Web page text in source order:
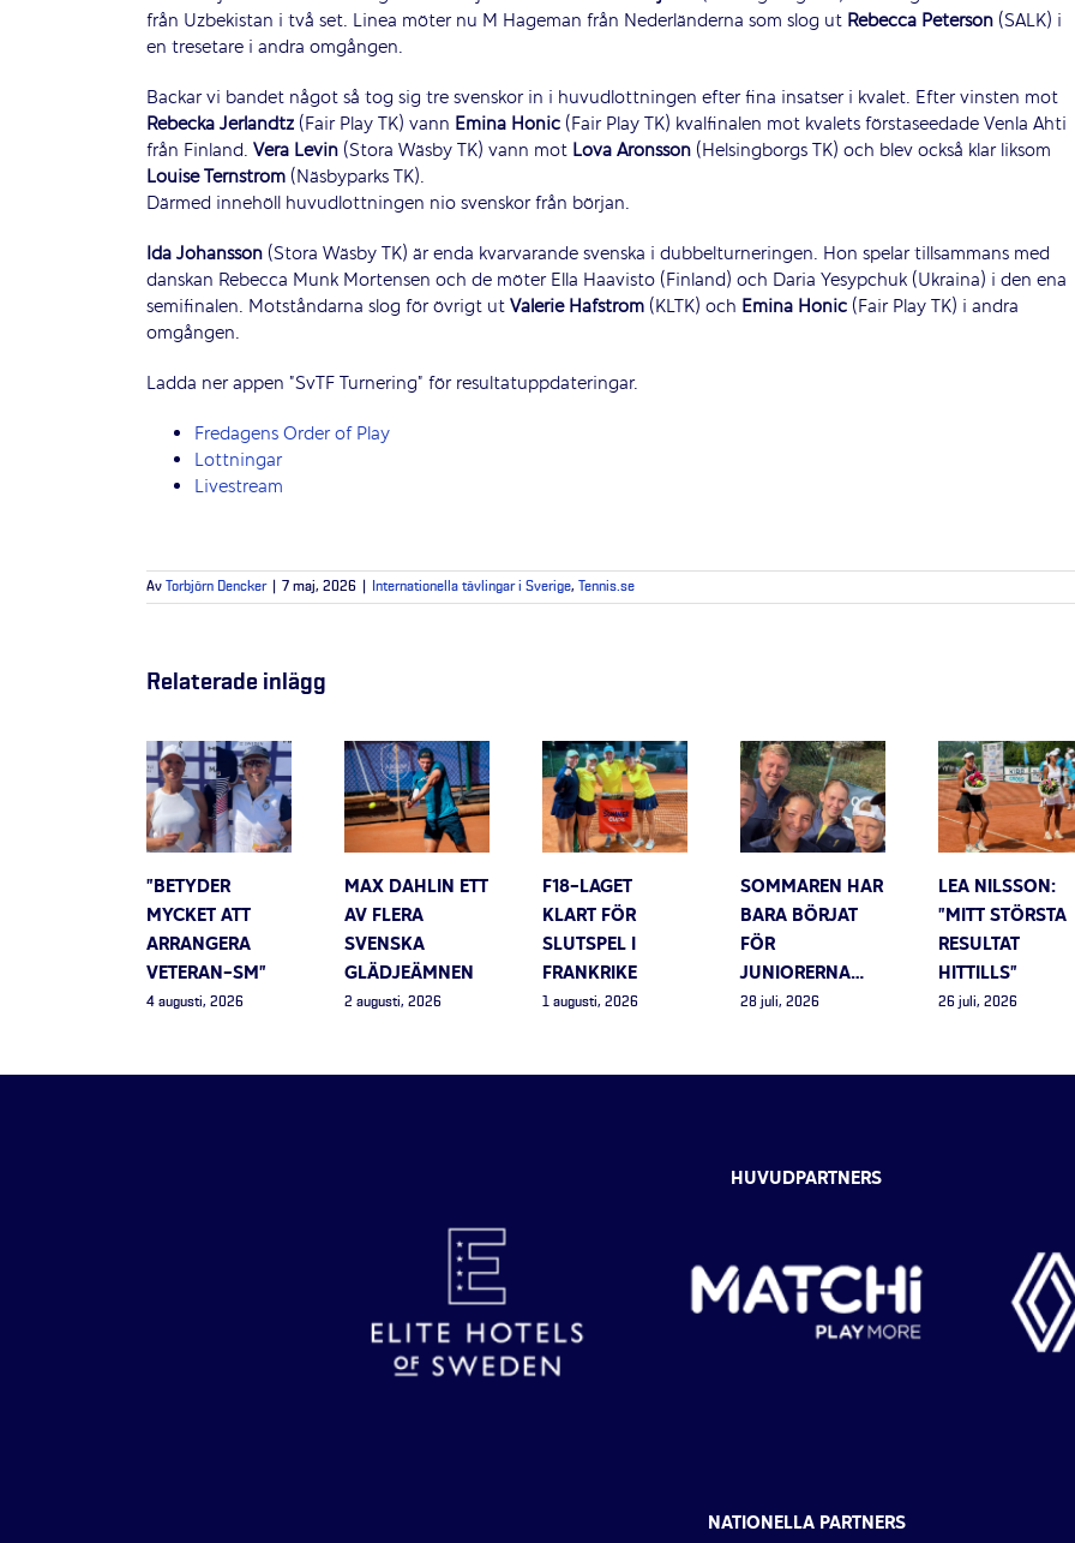
från Uzbekistan i två set. Linea möter nu M Hageman från Nederländerna som slog ut Rebecca Peterson (SALK) i
en tresetare i andra omgången.
Backar vi bandet något så tog sig tre svenskor in i huvudlottningen efter fina insatser i kvalet. Efter vinsten mot
Rebecka Jerlandtz (Fair Play TK) vann Emina Honic (Fair Play TK) kvalfinalen mot kvalets förstaseedade Venla Ahti
från Finland. Vera Levin (Stora Wäsby TK) vann mot Lova Aronsson (Helsingborgs TK) och blev också klar liksom
Louise Ternström (Näsbyparks TK).
Därmed innehöll huvudlottningen nio svenskor från början.
Ida Johansson (Stora Wäsby TK) är enda kvarvarande svenska i dubbelturneringen. Hon spelar tillsammans med
danskan Rebecca Munk Mortensen och de möter Ella Haavisto (Finland) och Daria Yesypchuk (Ukraina) i den ena
semifinalen. Motståndarna slog för övrigt utValerie Hafström (KLTK) och Emina Honic (Fair Play TK) i andra
omgången.
Ladda ner appen ”SvTF Turnering” för resultatuppdateringar.
Fredagens Order of Play
Lottningar
Livestream
Av Torbjörn Dencker 7 maj, 2026 Internationella tävlingar i Sverige, Tennis.se
Relaterade inlägg
”BETYDER
MYCKET ATT
ARRANGERA
VETERAN-SM”
4 augusti, 2026
MAX DAHLIN ETT
AV FLERA
SVENSKA
GLÄDJEÄMNEN
2 augusti, 2026
F18-LAGET
KLART FÖR
SLUTSPEL I
FRANKRIKE
1 augusti, 2026
SOMMAREN HAR
BARA BÖRJAT
FÖR
JUNIORERNA…
28 juli, 2026
LEA NILSSON:
”MITT STÖRSTA
RESULTAT
HITTILLS”
26 juli, 2026
HUVUDPARTNERS
NATIONELLA PARTNERS